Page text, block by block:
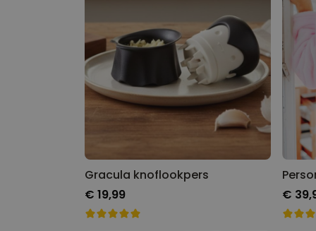
Gracula knoflookpers
€ 19,99
€